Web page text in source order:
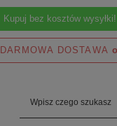
Kupuj bez kosztów
DARMOWA DOSTAWA